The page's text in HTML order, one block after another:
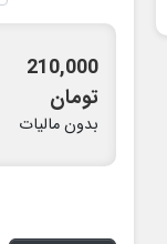
210,000
تومان
بدون مالیات